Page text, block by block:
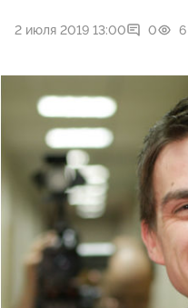
2 июля 2019 13:00 0 6